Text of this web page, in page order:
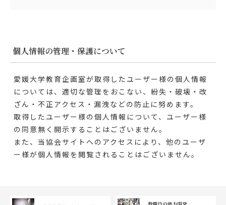
個人情報の管理・保護について
愛媛大学教育企画室が取得したユーザー様の個人情報
については、適切な管理をおこない、紛失・破壊・改
ざん・不正アクセス・漏洩などの防止に努めます。
取得したユーザー様の個人情報について、ユーザー様
の同意無く開示することはございません。
また、当協会サイトへのアクセスにより、他のユーザ
ー様が個人情報を閲覧されることはございません。